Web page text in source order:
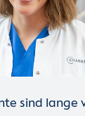
sind lange